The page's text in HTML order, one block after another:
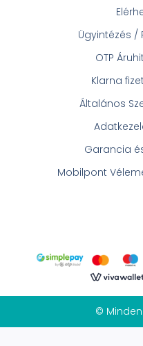
Ügyintézés /
OTP
Klarna
Általános
Garancia
Mobilpont
©